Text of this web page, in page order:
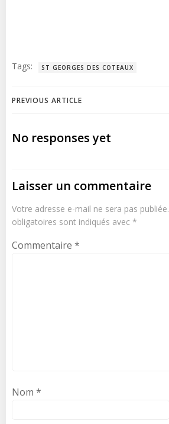
Tags: ST GEORGES DES COTEAUX
Post
navigation
PREVIOUS ARTICLE
No responses yet
Laisser un commentaire
Votre adresse e-mail ne sera pas publiée.
obligatoires sont indiqués avec *
Commentaire *
Nom *